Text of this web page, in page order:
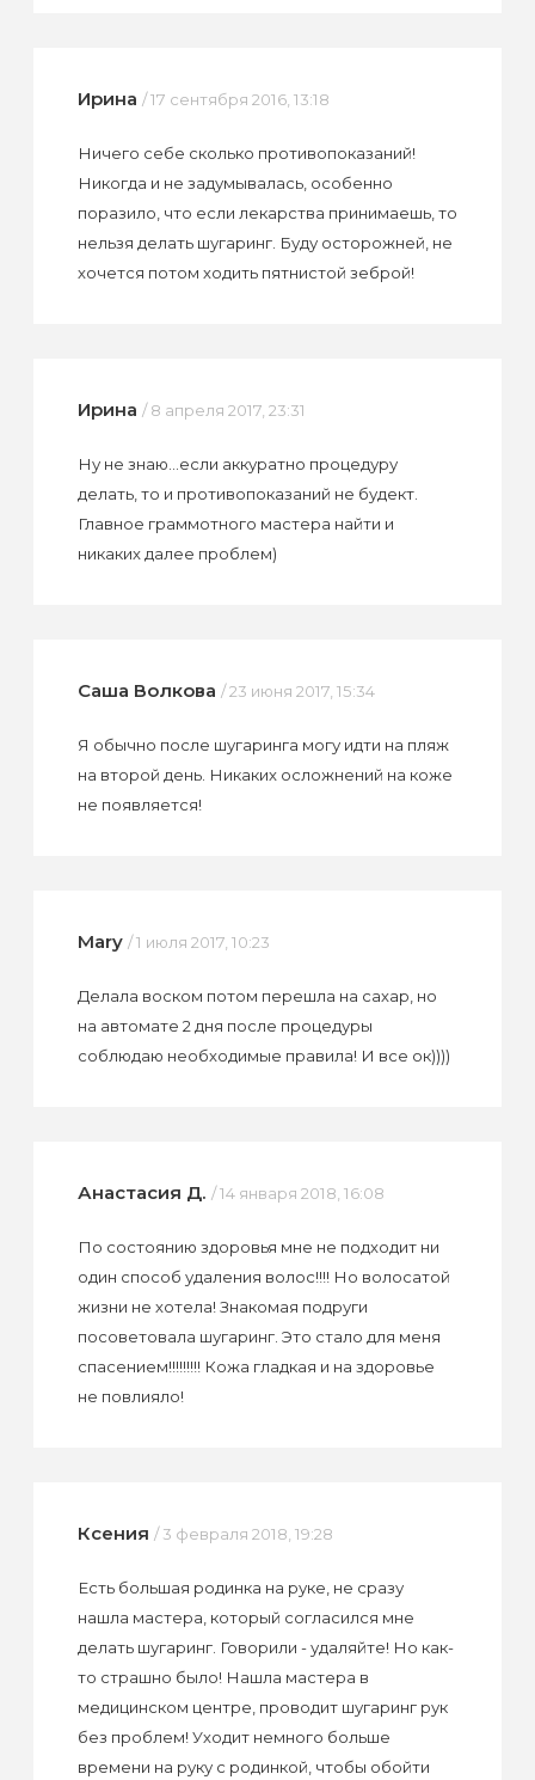
Ирина / 17 сентября 2016, 13:18
Ничего себе сколько противопоказаний!
Никогда и не задумывалась, особенно
поразило, что если лекарства принимаешь, то
нельзя делать шугаринг. Буду осторожней, не
хочется потом ходить пятнистой зеброй!
Ирина / 8 апреля 2017, 23:31
Ну не знаю...если аккуратно процедуру
делать, то и противопоказаний не будект.
Главное граммотного мастера найти и
никаких далее проблем)
Саша Волкова / 23 июня 2017, 15:34
Я обычно после шугаринга могу идти на пляж
на второй день. Никаких осложнений на коже
не появляется!
Mary / 1 июля 2017, 10:23
Делала воском потом перешла на сахар, но
на автомате 2 дня после процедуры
соблюдаю необходимые правила! И все ок))))
Анастасия Д. / 14 января 2018, 16:08
По состоянию здоровья мне не подходит ни
один способ удаления волос!!!! Но волосатой
жизни не хотела! Знакомая подруги
посоветовала шугаринг. Это стало для меня
спасением!!!!!!!!! Кожа гладкая и на здоровье
не повлияло!
Ксения / 3 февраля 2018, 19:28
Есть большая родинка на руке, не сразу
нашла мастера, который согласился мне
делать шугаринг. Говорили - удаляйте! Но как-
то страшно было! Нашла мастера в
медицинском центре, проводит шугаринг рук
без проблем! Уходит немного больше
времени на руку с родинкой, чтобы обойти